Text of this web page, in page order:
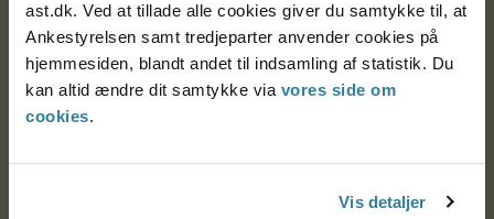
ast.dk. Ved at tillade alle cookies giver du samtykke til, at
Ankestyrelsen samt tredjeparter anvender cookies på
hjemmesiden, blandt andet til indsamling af statistik. Du
kan altid ændre dit samtykke via vores side om
cookies.
Vis detaljer
Nytorv 7, 2. sal
9000 Aalborg